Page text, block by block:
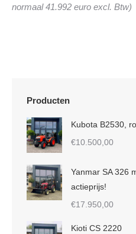
normaal 41.992 euro excl. Btw)
Producten
Kubota B2530,
€10.500,00
Yanmar SA 326
actieprijs!
€17.950,00
Kioti CS 2220